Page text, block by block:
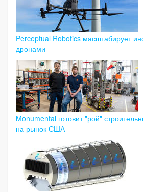
Perceptual Robotics масштабирует
дронами
Monumental готовит "рой"
на рынок США